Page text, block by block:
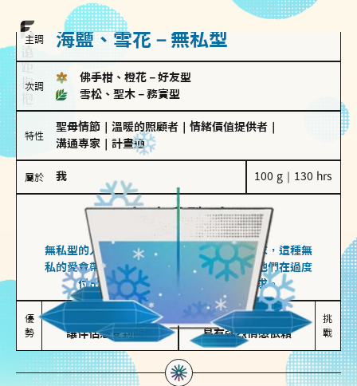
主調 海鹽、雪花－無私型
次調
佛手柑、橙花 － 好友型
雪松、聖木 － 務實型
特性
聖母情節 溫暖的照顧者 情緒價值提供者
溝通專家
計畫通
屬於 我 100 g｜130 hrs
無私型
海鹽、雪花
無私型的人傾向用心呵護、滿足另一半的需求，這種無
私的愛會帶來緊密的關係連結，但也可能讓他們在過度
付出中迷失自我，忽略自己真正的需求。
優
勢
讓伴侶感受到關懷
較難設立界線
易有強烈情感依賴
挑
戰